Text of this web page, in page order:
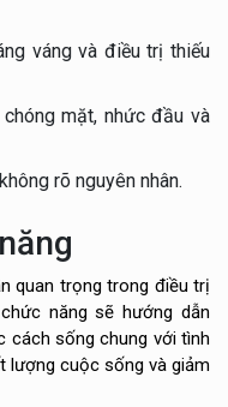
váng và điều trị thiếu
chóng mặt, nhức đầu và
rõ nguyên nhân.
quan trọng trong điều trị
năng sẽ hướng dẫn
cách sống chung với tình
lượng cuộc sống và giảm